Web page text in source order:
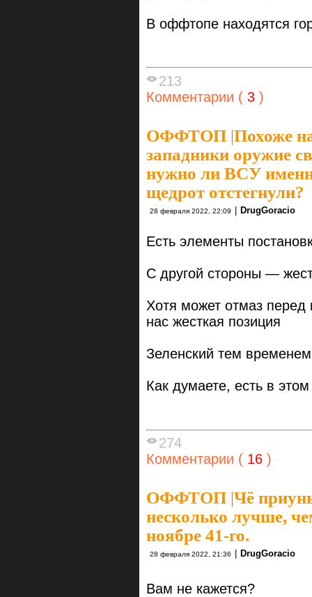
В оффтопе находятся
213
Комментарии ( 3 )
ОФФТОП |Похоже
западники оружие
нужно ли ВСУ
щедрот отстегнули?
28 февраля 2022, 22:09 DrugGoracio
Есть элементы
С другой стороны —
Хотя может отмаз перед
нас жесткая позиция
Зеленский тем
Как думаете, есть в
274
Комментарии ( 16 )
ОФФТОП |Чё
несколько лучше,
ноябре 41-го.
28 февраля 2022, 21:36 DrugGoracio
Вам не кажется?